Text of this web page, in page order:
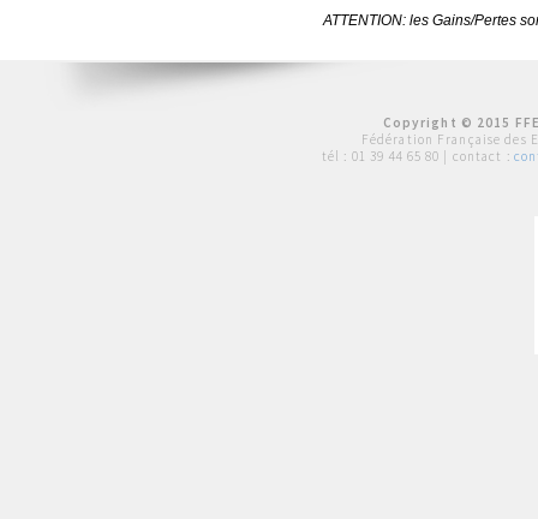
ATTENTION: les Gains/Pertes
Copyright © 2015
Fédération Française des
tél : 01 39 44 65 80 | contact :